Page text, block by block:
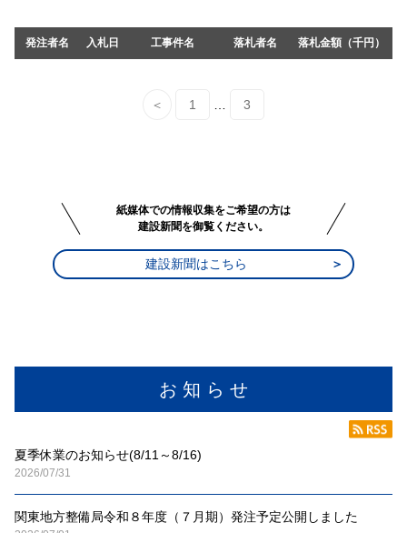
お 知 ら せ
夏季休業のお知らせ(8/11～8/16)
2026/07/31
関東地方整備局令和８年度（７月期）発注予定公開しました
発注者名 入札日 工事件名 落札者名 落札金額（千円）
＜ 1 3
紙媒体での情報収集をご希望の方は
建設新聞を御覧ください。
建設新聞はこちら